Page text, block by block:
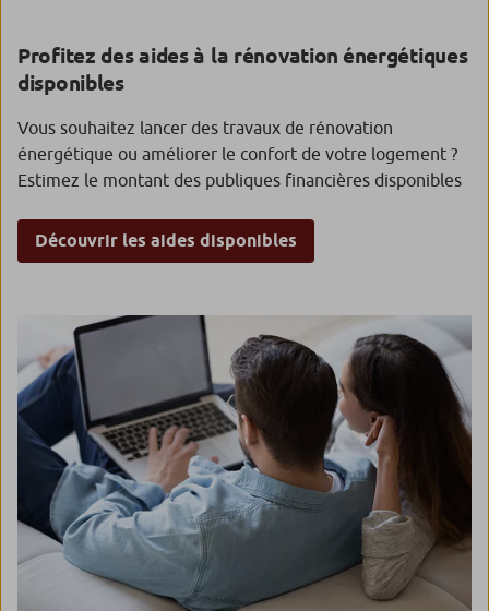
Profitez des aides à la rénovation énergétiques
disponibles
Vous souhaitez lancer des travaux de rénovation
énergétique ou améliorer le confort de votre logement ?
Estimez le montant des publiques financières disponibles
Découvrir les aides disponibles